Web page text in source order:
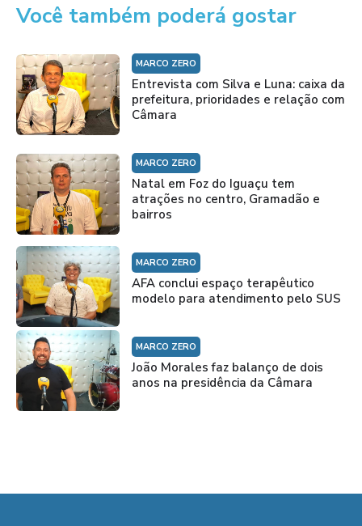
Você também poderá gostar
MARCO ZERO
Entrevista com Silva e Luna: caixa da
prefeitura, prioridades e relação com
Câmara
MARCO ZERO
Natal em Foz do Iguaçu tem
atrações no centro, Gramadão e
bairros
MARCO ZERO
AFA conclui espaço terapêutico
modelo para atendimento pelo SUS
MARCO ZERO
João Morales faz balanço de dois
anos na presidência da Câmara